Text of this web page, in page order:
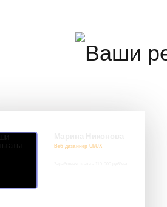
Веб-дизайнер UI/UX